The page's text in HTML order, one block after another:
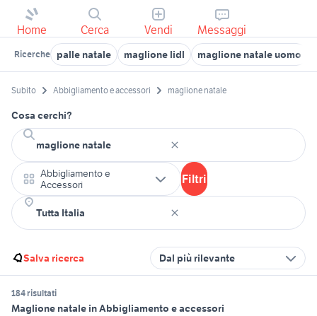
Home Cerca Vendi Messaggi
Ricerche palle natale maglione lidl maglione natale uomo
Subito Abbigliamento e accessori maglione natale
Cosa cerchi?
Abbigliamento e
Accessori
Filtri
Salva ricerca Dal più rilevante
184 risultati
Maglione natale in Abbigliamento e accessori